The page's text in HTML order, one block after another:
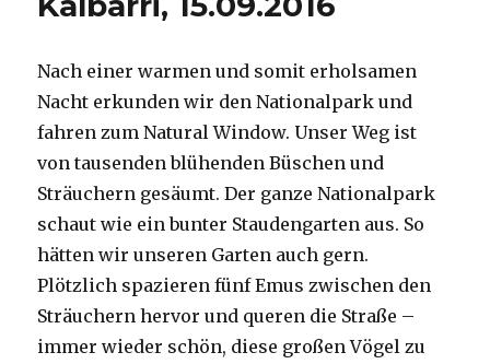
Nach einer warmen und somit erholsamen
Nacht erkunden wir den Nationalpark und
fahren zum Natural Window. Unser Weg ist
von tausenden blühenden Büschen und
Sträuchern gesäumt. Der ganze Nationalpark
schaut wie ein bunter Staudengarten aus. So
hätten wir unseren Garten auch gern.
Plötzlich spazieren fünf Emus zwischen den
Sträuchern hervor und queren die Straße –
immer wieder schön, diese großen Vögel zu